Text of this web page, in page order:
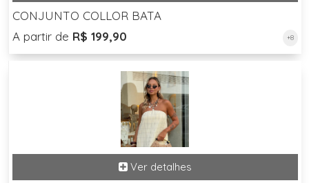
CONJUNTO COLLOR BATA
A partir de R$ 199,90 +8